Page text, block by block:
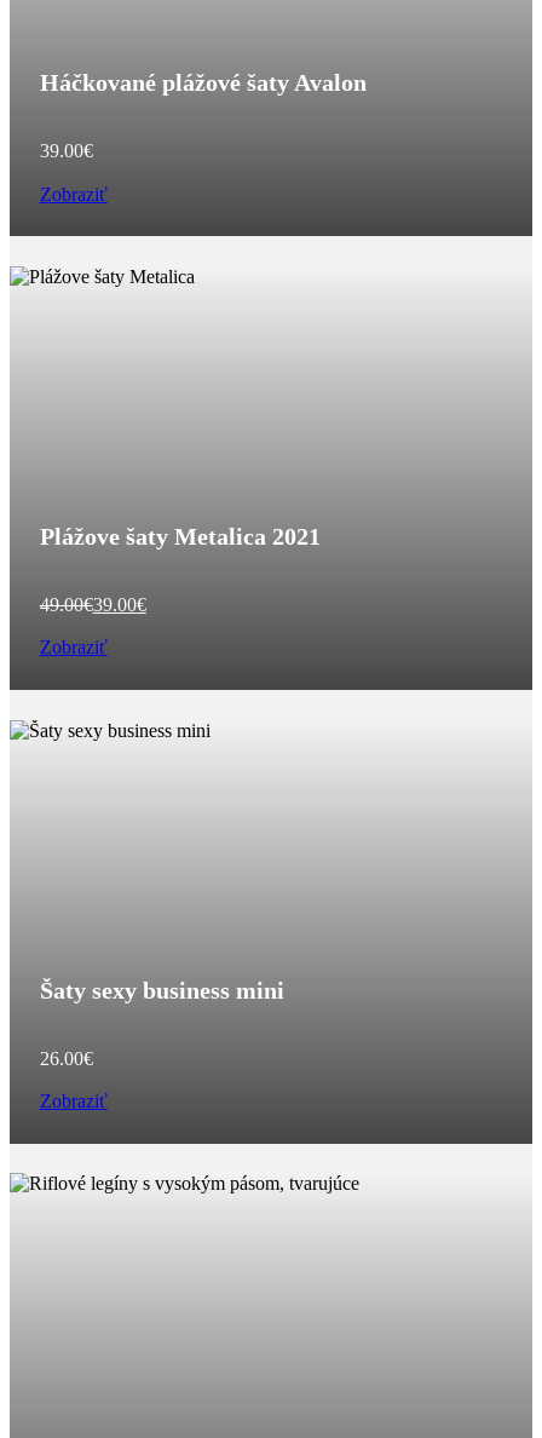
Háčkované plážové šaty Avalon
39.00€
Zobraziť
Plážove šaty Metalica 2021
49.00€
Pôvodná
bola:
39.00€
Aktuálna
je:
Zobraziť
Šaty sexy business mini
26.00€
Zobraziť